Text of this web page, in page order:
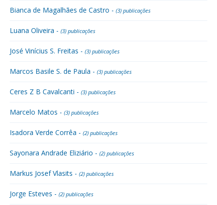
Bianca de Magalhães de Castro - (3) publicações
Luana Oliveira - (3) publicações
José Vinícius S. Freitas - (3) publicações
Marcos Basile S. de Paula - (3) publicações
Ceres Z B Cavalcanti - (3) publicações
Marcelo Matos - (3) publicações
Isadora Verde Corrêa - (2) publicações
Sayonara Andrade Eliziário - (2) publicações
Markus Josef Vlasits - (2) publicações
Jorge Esteves - (2) publicações